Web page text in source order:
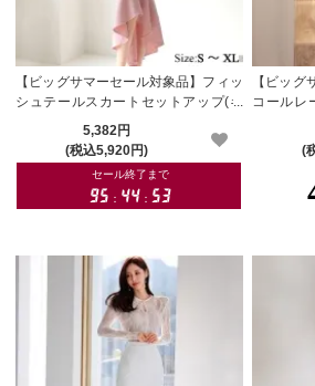
【ビッグサマーセール対象品】フィッ
シュテールスカートセットアップ(キ
ャバドレス・CABARETDRESS)
5,382円
(税込5,920円)
【ビッグ
コールレ
ャバドレ
(